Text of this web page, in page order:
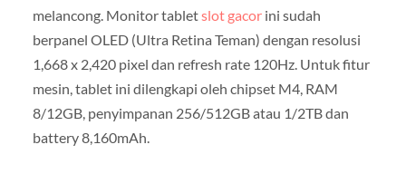
melancong. Monitor tabletslot gacorini sudah
berpanel OLED (Ultra Retina Teman) dengan resolusi
1,668 x 2,420 pixel dan refresh rate 120Hz. Untuk fitur
mesin, tablet ini dilengkapi oleh chipset M4, RAM
8/12GB, penyimpanan 256/512GB atau 1/2TB dan
battery 8,160mAh.